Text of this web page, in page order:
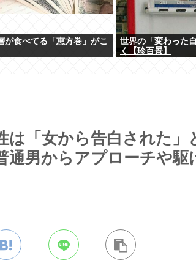
が食べてる「恵方巻」がこ
世界の「変わった
く【珍百景】
は「女から告白された」
男からアプローチや駆